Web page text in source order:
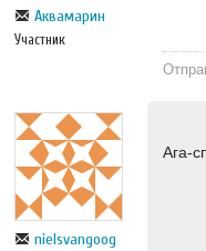
Аквамарин
Участник
nielsvangoog
Ага-